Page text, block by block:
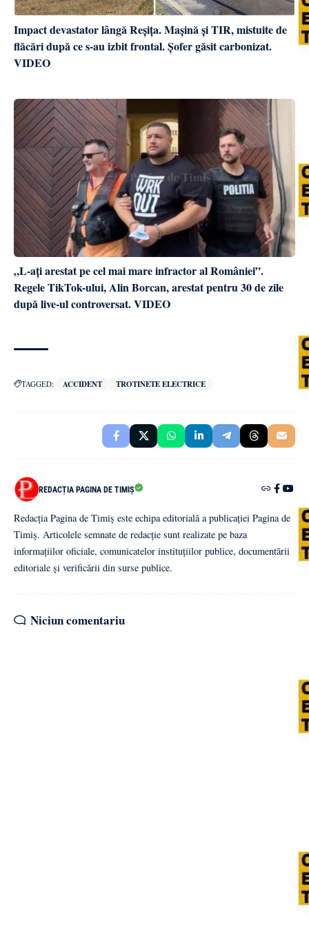
Impact devastator lângă Reșița. Mașină și TIR, mistuite de
flăcări după ce s-au izbit frontal. Șofer găsit carbonizat.
VIDEO
„L-ați arestat pe cel mai mare infractor al României”.
Regele TikTok-ului, Alin Borcan, arestat pentru 30 de zile
după live-ul controversat. VIDEO
TAGGED: ACCIDENT TROTINETE ELECTRICE
REDACȚIA PAGINA DE TIMIȘ
Redacția Pagina de Timiș este echipa editorială a publicației Pagina de
Timiș. Articolele semnate de redacție sunt realizate pe baza
informațiilor oficiale, comunicatelor instituțiilor publice, documentării
editoriale și verificării din surse publice.
Niciun comentariu